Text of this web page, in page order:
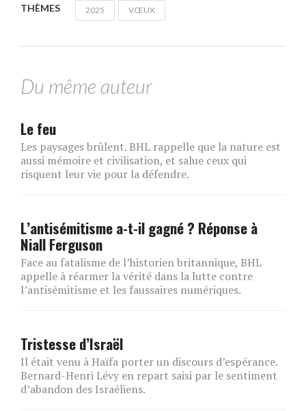
THÈMES 2025 VŒUX
Du même auteur
Le feu
Les paysages brûlent. BHL rappelle que la nature est
aussi mémoire et civilisation, et salue ceux qui
risquent leur vie pour la défendre.
L’antisémitisme a-t-il gagné ? Réponse à
Niall Ferguson
Face au fatalisme de l’historien britannique, BHL
appelle à réarmer la vérité dans la lutte contre
l’antisémitisme et les faussaires numériques.
Tristesse d’Israël
Il était venu à Haïfa porter un discours d’espérance.
Bernard-Henri Lévy en repart saisi par le sentiment
d’abandon des Israéliens.